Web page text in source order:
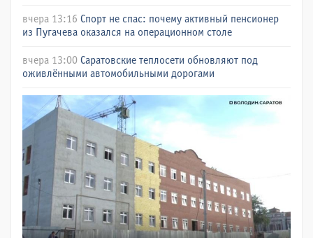
вчера 13:16 Спорт не спас: почему активный пенсионер
из Пугачева оказался на операционном столе
вчера 13:00 Саратовские теплосети обновляют под
оживлёнными автомобильными дорогами